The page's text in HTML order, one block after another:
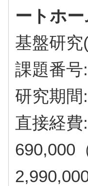
ートホ
基盤研究
課題番号
研究期
直接経
690,000